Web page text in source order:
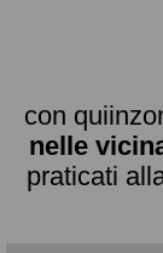
con
nelle
praticati